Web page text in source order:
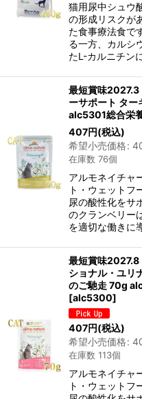
猫用尿中シュウ
の形成リスクが
た食事療法食で
る一方、カルシ
たL-カルニチン
最短賞味2027.3
ーサポート タ
alc5301総合栄
407円(税込)
希望小売価格:
在庫数 76個
アルモネイチャ
ト・ウェットフ
尿の酸性化をサ
のクランベリー
を適切な働きに
最短賞味2027.8
ショナル・ユリ
のご馳走 70g
[alc5300]
407円(税込)
希望小売価格:
在庫数 113個
アルモネイチャ
ト・ウェットフ